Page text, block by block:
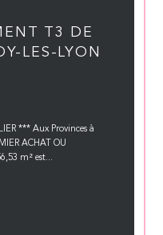
T3 DE
LES-LYON
*** Aux Provinces à
ACHAT OU
m² est...